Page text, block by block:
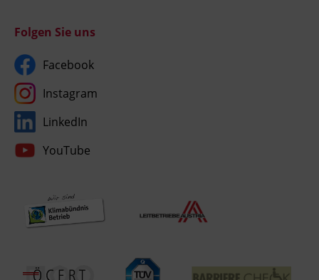
Folgen Sie uns
Facebook
Instagram
LinkedIn
YouTube